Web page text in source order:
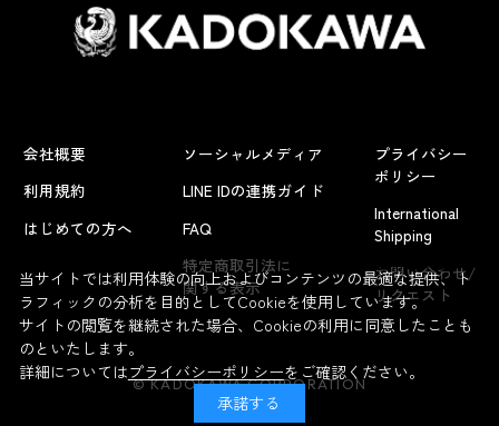
よくあるお問い合わせ
会社概要
利用規約
はじめての方へ
ソーシャルメディア
LINE IDの連携ガイド
FAQ
特定商取引法に
関する表示
プライバシー
ポリシー
International
Shipping
お問い合わせ/
リクエスト
© KADOKAWA CORPORATION
当サイトでは利用体験の向上およびコンテンツの最適な提供、ト
ラフィックの分析を目的としてCookieを使用しています。
サイトの閲覧を継続された場合、Cookieの利用に同意したことも
のといたします。
詳細についてはプライバシーポリシーをご確認ください。
承諾する